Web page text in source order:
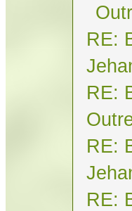
RE:
RE:
RE:
RE: